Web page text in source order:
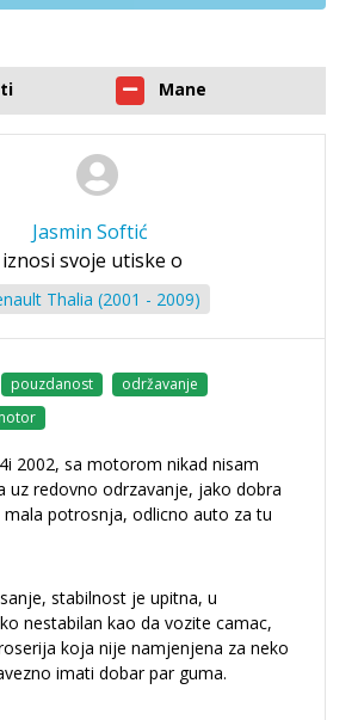
Mane
Jasmin Softić
iznosi svoje utiske o
Thalia (2001 - 2009)
pouzdanost
održavanje
2002, sa motorom nikad nisam
uz redovno odrzavanje, jako dobra
mala potrosnja, odlicno auto za tu
stabilnost je upitna, u
nestabilan kao da vozite camac,
koja nije namjenjena za neko
imati dobar par guma.